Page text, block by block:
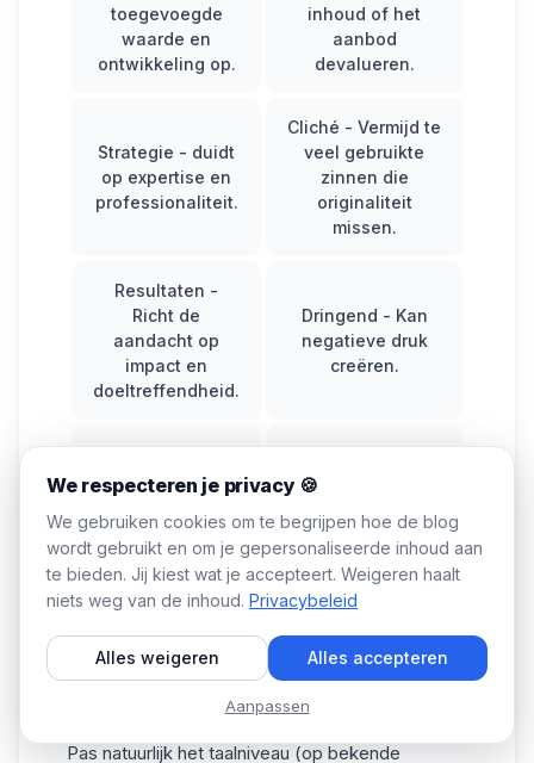
toegevoegde
waarde en
ontwikkeling op.
inhoud of het
aanbod
devalueren.
Strategie - duidt
op expertise en
professionaliteit.
Cliché - Vermijd te
veel gebruikte
zinnen die
originaliteit
missen.
Resultaten -
Richt de
aandacht op
impact en
doeltreffendheid.
Dringend - Kan
negatieve druk
creëren.
Innovatief- Trekt
mensen aan die
nieuwe ideeën.
Geld verdienen-
Te commercieel,
klinken.
Succes-
motiveert.
Enorm
ongeloofwaardig
overkomen.
Pas natuurlijk het taalniveau (op bekende
We respecteren je privacy 🍪
We gebruiken cookies om te begrijpen hoe de blog
wordt gebruikt en om je gepersonaliseerde inhoud aan
te bieden. Jij kiest wat je accepteert. Weigeren haalt
niets weg van de inhoud. Privacybeleid
Alles weigeren Alles accepteren
Aanpassen